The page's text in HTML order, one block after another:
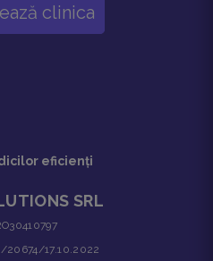
clinica
eficienţi
SRL
20674/17.10.2022